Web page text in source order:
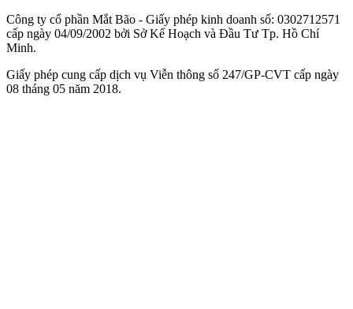
Công ty cổ phần Mắt Bão - Giấy phép kinh doanh số: 0302712571
cấp ngày 04/09/2002 bởi Sở Kế Hoạch và Đầu Tư Tp. Hồ Chí
Minh.
Giấy phép cung cấp dịch vụ Viễn thông số 247/GP-CVT cấp ngày
08 tháng 05 năm 2018.